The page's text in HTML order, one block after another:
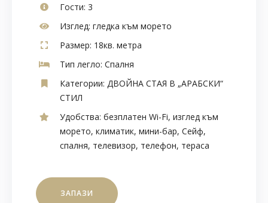
Гости: 3
Изглед: гледка към морето
Размер: 18кв. метра
Тип легло: Спалня
Категории: ДВОЙНА СТАЯ В „АРАБСКИ“
СТИЛ
Удобства: безплатен Wi-Fi, изглед към
морето, климатик, мини-бар, Сейф,
спалня, телевизор, телефон, тераса
ЗАПАЗИ